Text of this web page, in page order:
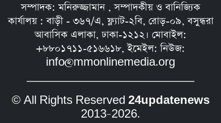
সম্পাদক: মনিরুজ্জামান , সম্পাদকীয় ও বানিজ্যিক
কার্যালয় : বাড়ী - ৩৬৭/এ, ফ্ল্যাট-২বি, রোড়-০৯, বসুন্ধরা
আবাসিক এলাকা, ঢাকা-১২১২। মোবাইল:
+৮৮০১৭১১-৫১৬৬১৮, ইমেইল: নিউজ:
info@mmonlinemedia.org
© All Rights Reserved 24updatenews
2013–2026.